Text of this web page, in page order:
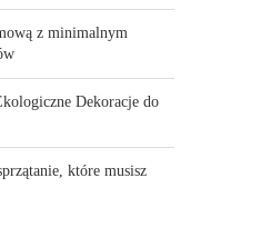
z minimalnym
Dekoracje do
które musisz